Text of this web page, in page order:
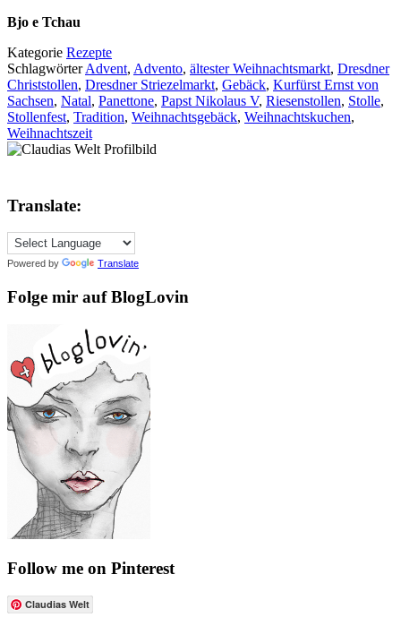
Bjo e Tchau
Kategorie Rezepte
SchlagwörterAdvent, Advento, ältester Weihnachtsmarkt, Dresdner
Christstollen, Dresdner Striezelmarkt, Gebäck, Kurfürst Ernst von
Sachsen, Natal, Panettone, Papst Nikolaus V, Riesenstollen, Stolle,
Stollenfest, Tradition, Weihnachtsgebäck, Weihnachtskuchen,
Weihnachtszeit
Translate:
Powered by Translate
Folge mir auf BlogLovin
Follow me on Pinterest
Claudias Welt